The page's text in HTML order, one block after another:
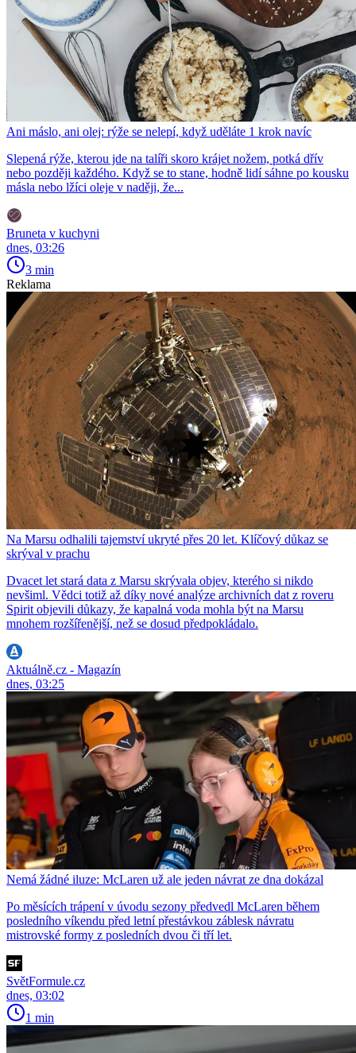
Ani máslo, ani olej: rýže se nelepí, když uděláte 1 krok navíc
Slepená rýže, kterou jde na talíři skoro krájet nožem, potká dřív
nebo později každého. Když se to stane, hodně lidí sáhne po kousku
másla nebo lžíci oleje v naději, že...
Bruneta v kuchyni
dnes, 03:26
3 min
Reklama
Na Marsu odhalili tajemství ukryté přes 20 let. Klíčový důkaz se
skrýval v prachu
Dvacet let stará data z Marsu skrývala objev, kterého si nikdo
nevšiml. Vědci totiž až díky nové analýze archivních dat z roveru
Spirit objevili důkazy, že kapalná voda mohla být na Marsu
mnohem rozšířenější, než se dosud předpokládalo.
Aktuálně.cz - Magazín
dnes, 03:25
Nemá žádné iluze: McLaren už ale jeden návrat ze dna dokázal
Po měsících trápení v úvodu sezony předvedl McLaren během
posledního víkendu před letní přestávkou záblesk návratu
mistrovské formy z posledních dvou či tří let.
SvětFormule.cz
dnes, 03:02
1 min